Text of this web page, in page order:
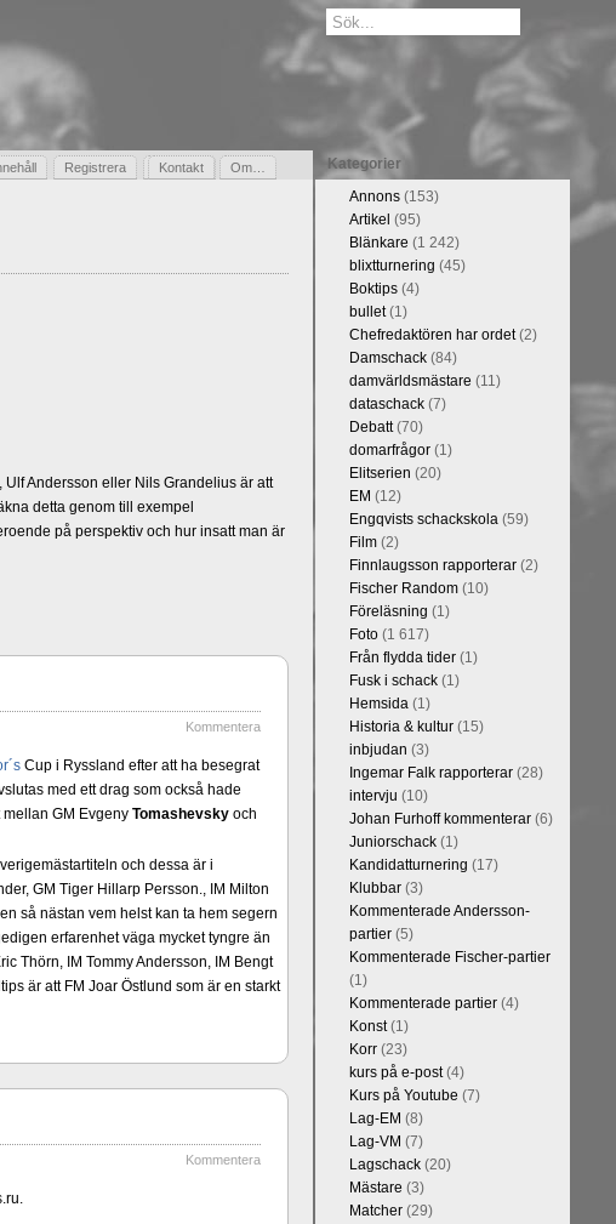
Registrera Kontakt Om…
Gästbok
Andersson eller Nils Grandelius är att
detta genom till exempel
på perspektiv och hur insatt man är
och dessa är i
GM Tiger Hillarp Persson., IM Milton
så nästan vem helst kan ta hem segern
erfarenhet väga mycket tyngre än
Thörn, IM Tommy Andersson, IM Bengt
är att FM Joar Östlund som är en starkt
Kommentera
Cup i Ryssland efter att ha besegrat
med ett drag som också hade
GM Evgeny Tomashevskyoch
Kommentera
Kategorier
Annons(153)
Artikel (95)
Blänkare (1 242)
blixtturnering (45)
Boktips(4)
bullet(1)
Chefredaktören har ordet(2)
Damschack(84)
damvärldsmästare (11)
dataschack(7)
Debatt(70)
domarfrågor(1)
Elitserien (20)
EM (12)
Engqvists schackskola(59)
Film(2)
Finnlaugsson rapporterar(2)
Fischer Random(10)
Föreläsning (1)
Foto(1 617)
Från flydda tider(1)
Fusk i schack(1)
Hemsida(1)
Historia & kultur(15)
inbjudan (3)
Ingemar Falk rapporterar(28)
intervju (10)
Johan Furhoff kommenterar(6)
Juniorschack(1)
Kandidatturnering (17)
Klubbar(3)
Kommenterade Andersson-
partier(5)
Kommenterade Fischer-partier
(1)
Kommenterade partier(4)
Konst(1)
Korr(23)
kurs på e-post(4)
Kurs på Youtube (7)
Lag-EM (8)
Lag-VM (7)
Lagschack(20)
Mästare (3)
Matcher(29)